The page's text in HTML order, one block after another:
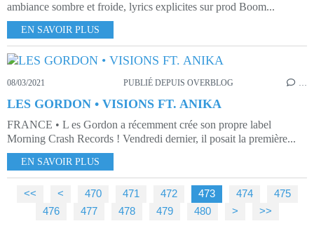
ambiance sombre et froide, lyrics explicites sur prod Boom...
EN SAVOIR PLUS
08/03/2021 PUBLIÉ DEPUIS OVERBLOG …
LES GORDON • VISIONS FT. ANIKA
FRANCE • L es Gordon a récemment crée son propre label
Morning Crash Records ! Vendredi dernier, il posait la première...
EN SAVOIR PLUS
<< < 400
410
420
430
440
450
460
470 471 472 473 474
475
476
477 478 479 480 490
500
> >>